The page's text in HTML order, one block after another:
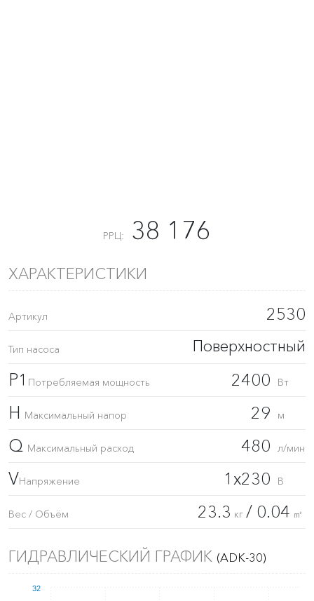
РРЦ: 38 176
ХАРАКТЕРИСТИКИ
Артикул 2530
Тип насоса Поверхностный
P1 Потребляемая мощность 2400 Вт
H Максимальный напор 29 м
Q Максимальный расход 480 л/мин
VНапряжение 1x230 В
Вес / Объём 23.3 кг / 0.04 ㎥
ГИДРАВЛИЧЕСКИЙ ГРАФИК (ADK-30)
32